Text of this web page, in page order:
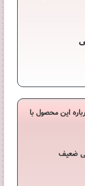
اين محصول با
ضعیف